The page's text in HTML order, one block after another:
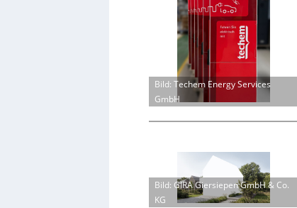
Bild: Techem Energy Services
GmbH
Bild: GIRA Giersiepen GmbH & Co.
KG